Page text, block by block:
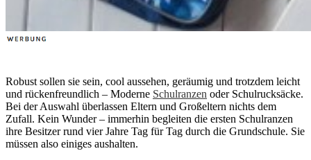
Robust sollen sie sein, cool aussehen, geräumig und trotzdem leicht
und rückenfreundlich – Moderne Schulranzen oder Schulrucksäcke.
Bei der Auswahl überlassen Eltern und Großeltern nichts dem
Zufall. Kein Wunder – immerhin begleiten die ersten Schulranzen
ihre Besitzer rund vier Jahre Tag für Tag durch die Grundschule. Sie
müssen also einiges aushalten.